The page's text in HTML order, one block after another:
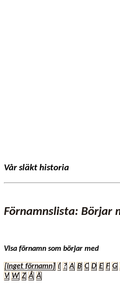
Vår släkt historia
Förnamnslista: Börjar
Visa förnamn som börjar med
[inget förnamn] ( ? A B C D E F G
V W Z Å Ä